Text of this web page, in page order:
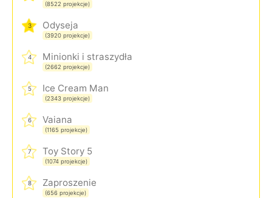
(8522 projekcje)
3 Odyseja
(3920 projekcje)
4 Minionki i straszydła
(2662 projekcje)
5 Ice Cream Man
(2343 projekcje)
6 Vaiana
(1165 projekcje)
7 Toy Story 5
(1074 projekcje)
8 Zaproszenie
(656 projekcje)